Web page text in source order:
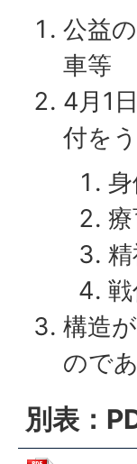
公益
車等
4月1
付を
構造
ので
別表：